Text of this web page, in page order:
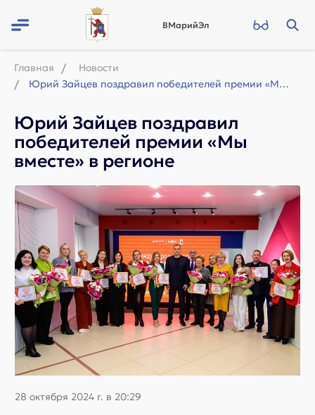
ВМарийЭл
Главная
Новости
Юрий Зайцев поздравил победителей премии «Мы вместе» в регионе
Юрий Зайцев поздравил
победителей премии «Мы
вместе» в регионе
28 октября 2024 г. в 20:29